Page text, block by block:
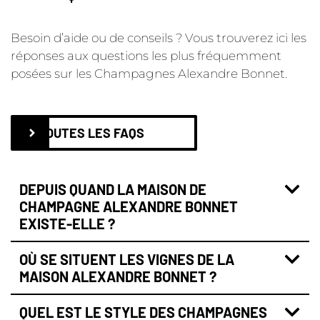
Besoin d’aide ou de conseils ? Vous trouverez ici les
réponses aux questions les plus fréquemment
posées sur les Champagnes Alexandre Bonnet.
TOUTES LES FAQS
DEPUIS QUAND LA MAISON DE
CHAMPAGNE ALEXANDRE BONNET
EXISTE-ELLE ?
OÙ SE SITUENT LES VIGNES DE LA
MAISON ALEXANDRE BONNET ?
QUEL EST LE STYLE DES CHAMPAGNES